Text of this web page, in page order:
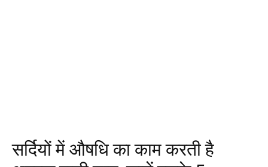
सर्दियों में औषधि का काम करती है